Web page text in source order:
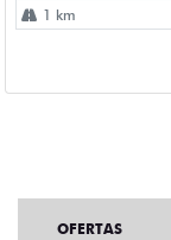
1 km
OFERTAS